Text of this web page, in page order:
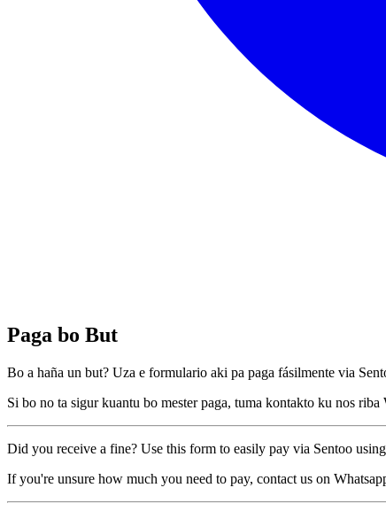
Paga bo But
Bo a haña un but? Uza e formulario aki pa paga fásilmente via
Si bo no ta sigur kuantu bo mester paga, tuma kontakto ku nos riba
Did you receive a fine? Use this form to easily pay via Sentoo
If you're unsure how much you need to pay, contact us on